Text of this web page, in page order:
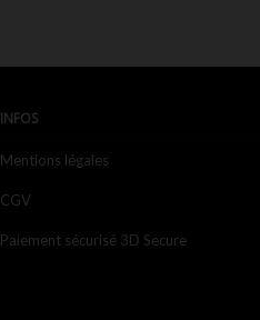
INFOS
Mentions légales
CGV
Paiement sécurisé 3D Secure